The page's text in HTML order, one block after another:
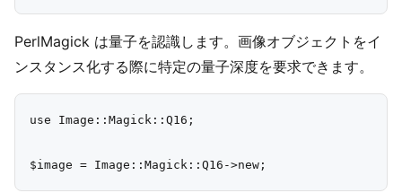
PerlMagick は量子を認識します。画像オブジェクトをイ
ンスタンス化する際に特定の量子深度を要求できます。
use Image::Magick::Q16;